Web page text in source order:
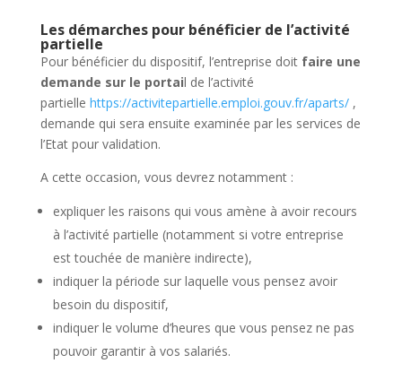
Les démarches pour bénéficier de l’activité
partielle
Pour bénéficier du dispositif, l’entreprise doit faire une
demande sur le portail de l’activité
partielle https://activitepartielle.emploi.gouv.fr/aparts/,
demande qui sera ensuite examinée par les services de
l’Etat pour validation.
A cette occasion, vous devrez notamment :
expliquer les raisons qui vous amène à avoir recours
à l’activité partielle (notamment si votre entreprise
est touchée de manière indirecte),
indiquer la période sur laquelle vous pensez avoir
besoin du dispositif,
indiquer le volume d’heures que vous pensez ne pas
pouvoir garantir à vos salariés.